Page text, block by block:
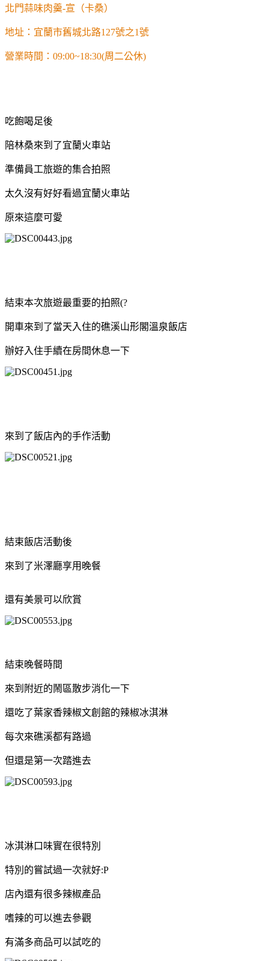
北門蒜味肉羹-宣（卡桑）
地址：宜蘭市舊城北路127號之1號
營業時間：09:00~18:30(周二公休)
吃飽喝足後
陪林桑來到了宜蘭火車站
準備員工旅遊的集合拍照
太久沒有好好看過宜蘭火車站
原來這麼可愛
結束本次旅遊最重要的拍照(?
開車來到了當天入住的礁溪山形閣溫泉飯店
辦好入住手續在房間休息一下
來到了飯店內的手作活動
結束飯店活動後
來到了米澤廳享用晚餐
還有美景可以欣賞
結束晚餐時間
來到附近的鬧區散步消化一下
還吃了葉家香辣椒文創館的辣椒冰淇淋
每次來礁溪都有路過
但還是第一次踏進去
冰淇淋口味實在很特別
特別的嘗試過一次就好:P
店內還有很多辣椒產品
嗜辣的可以進去參觀
有滿多商品可以試吃的